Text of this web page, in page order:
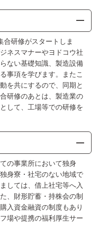
合研修がスタートしま
ネスマナーやヨドコウ社
ない基礎知識、製造設備
事項を学びます。またこ
を共にするので、同期と
研修のあとは、製造業の
して、工場等での研修を
の事業所において独身
身寮・社宅のない地域で
しては、借上社宅等へ入
、財形貯蓄・持株会の制
入資金融資の制度もあり
場や提携の福利厚生サー